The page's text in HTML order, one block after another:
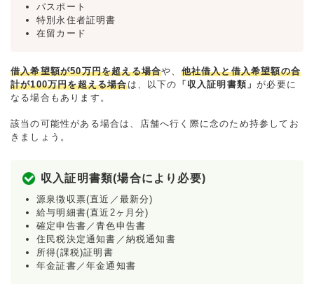
パスポート
特別永住者証明書
在留カード
借入希望額が50万円を超える場合や、 他社借入と借入希望額の合
計が100万円を超える場合は、以下の 「収入証明書類」が必要に
なる場合もあります。
該当の可能性がある場合は、店舗へ行く際に念のため持参してお
きましょう。
収入証明書類(場合により必要)
源泉徴収票(直近／最新分)
給与明細書(直近2ヶ月分)
確定申告書／青色申告書
住民税決定通知書／納税通知書
所得(課税)証明書
年金証書／年金通知書